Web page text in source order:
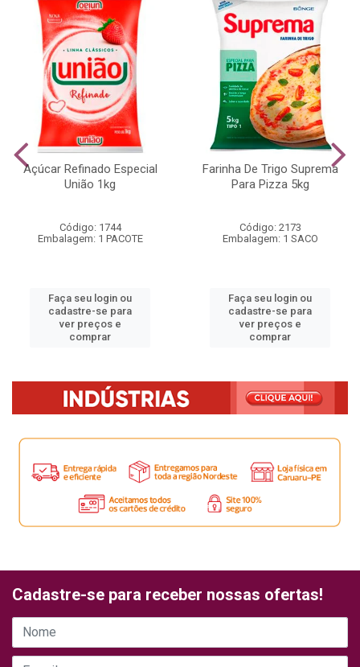
Açúcar Refinado Especial
União 1kg
Código: 1744
Embalagem: 1 PACOTE
Faça seu login ou
cadastre-se para
ver preços e
comprar
Farinha De Trigo Suprema
Para Pizza 5kg
Código: 2173
Embalagem: 1 SACO
Faça seu login ou
cadastre-se para
ver preços e
comprar
Cadastre-se para receber nossas ofertas!